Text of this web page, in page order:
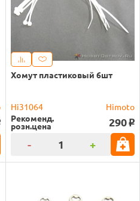
Хомут пластиковый 6шт
Hi31064
Himoto
Рекоменд.
розн.цена 290 o
- +